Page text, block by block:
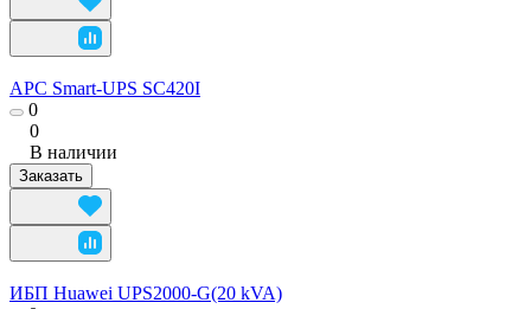
APC Smart-UPS SC420I
0
0
В наличии
Заказать
ИБП Huawei UPS2000-G(20 kVA)